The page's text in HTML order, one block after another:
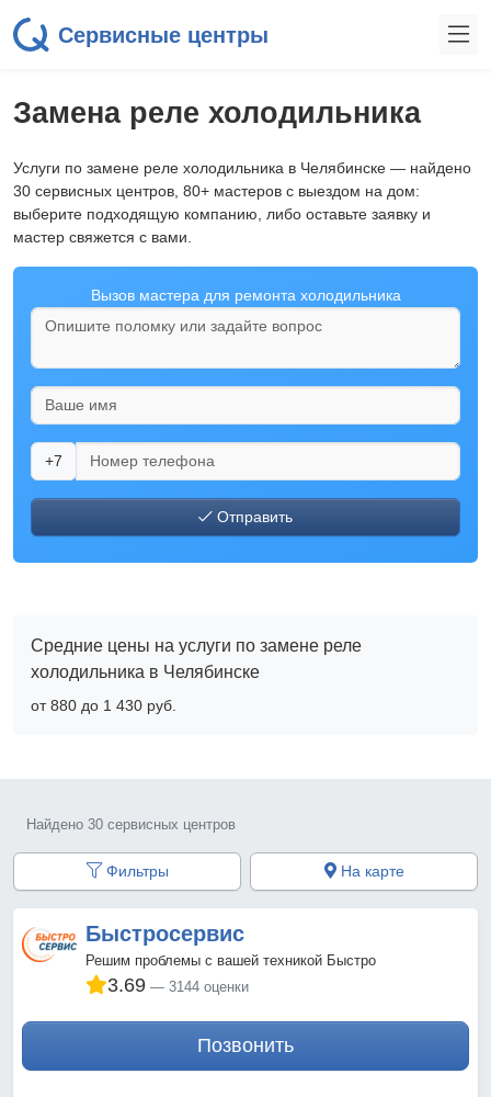
Сервисные центры
Замена реле холодильника
Услуги по замене реле холодильника в Челябинске — найдено
30 сервисных центров, 80+ мастеров с выездом на дом:
выберите подходящую компанию, либо оставьте заявку и
мастер свяжется с вами.
Вызов мастера для ремонта холодильника
+7
Отправить
Средние цены на услуги по замене реле
холодильника в Челябинске
от 880 до 1 430 pyб.
Найдено 30 сервисных центров
Фильтры На карте
Быстросервис
Решим проблемы с вашей техникой Быстро
3.69 3144 оценки
Позвонить